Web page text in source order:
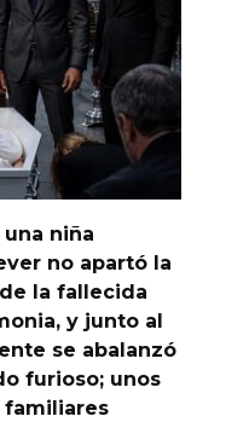
niña
no apartó la
la fallecida
y junto al
se abalanzó
furioso; unos
familiares